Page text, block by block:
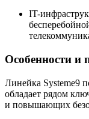
IT-
Особенности и
Линейка Systeme9
обладает рядом
и повышающих